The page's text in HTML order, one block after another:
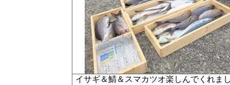
イサギ＆鯖＆スマカツオ楽しんでくれ